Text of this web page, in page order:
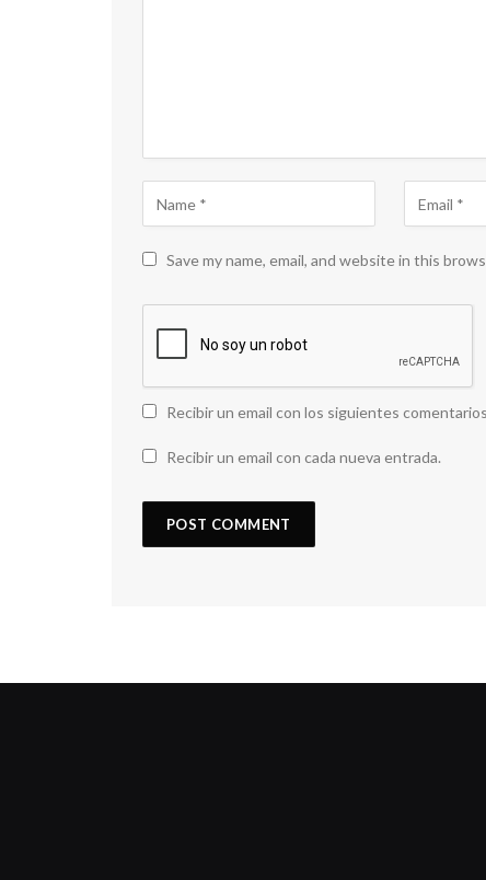
Save my name, email, and website in this
Recibir un email con los siguientes
Recibir un email con cada nueva entrada.